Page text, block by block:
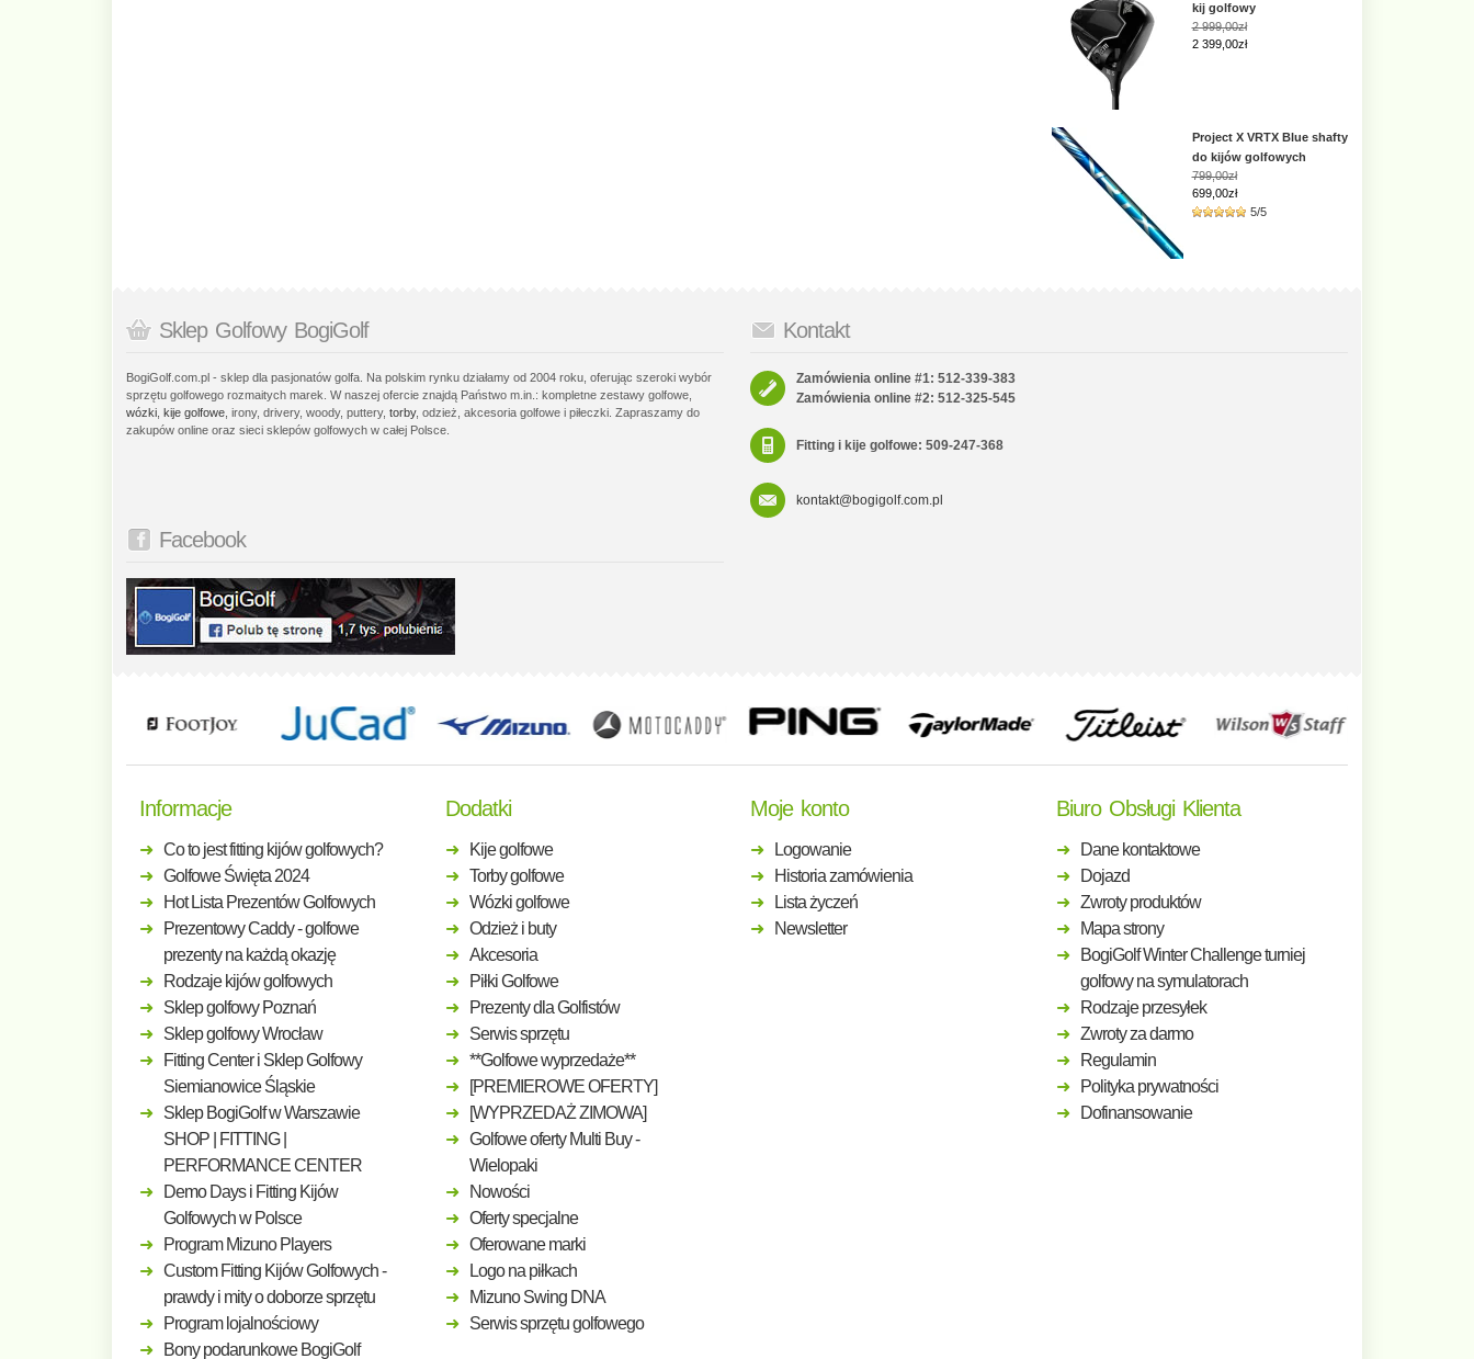
kij golfowy
2 999,00zł
2 399,00zł
Project X VRTX Blue shafty
do kijów golfowych
799,00zł
699,00zł
5/5
Sklep Golfowy BogiGolf
BogiGolf.com.pl - sklep dla pasjonatów golfa. Na polskim rynku działamy od 2004 roku, oferując szeroki wybór
sprzętu golfowego rozmaitych marek. W naszej ofercie znajdą Państwo m.in.: kompletne zestawy golfowe,
wózki kije golfowe , irony, drivery, woody, puttery, torby, odzież, akcesoria golfowe i piłeczki. Zapraszamy do
zakupów online oraz sieci sklepów golfowych w całej Polsce.
Kontakt
Zamówienia online #1: 512-339-383
Zamówienia online #2: 512-325-545
Fitting i kije golfowe: 509-247-368
kontakt@bogigolf.com.pl
Facebook
Informacje
Co to jest fitting kijów golfowych?
Golfowe Święta 2024
Hot Lista Prezentów Golfowych
Prezentowy Caddy - golfowe
prezenty na każdą okazję
Rodzaje kijów golfowych
Sklep golfowy Poznań
Sklep golfowy Wrocław
Fitting Center i Sklep Golfowy
Siemianowice Śląskie
Sklep BogiGolf w Warszawie
SHOP | FITTING |
PERFORMANCE CENTER
Demo Days i Fitting Kijów
Golfowych w Polsce
Program Mizuno Players
Custom Fitting Kijów Golfowych -
prawdy i mity o doborze sprzętu
Program lojalnościowy
Bony podarunkowe BogiGolf
Dodatki
Kije golfowe
Torby golfowe
Wózki golfowe
Odzież i buty
Akcesoria
Piłki Golfowe
Prezenty dla Golfistów
Serwis sprzętu
**Golfowe wyprzedaże**
[PREMIEROWE OFERTY]
[WYPRZEDAŻ ZIMOWA]
Golfowe oferty Multi Buy -
Wielopaki
Nowości
Oferty specjalne
Oferowane marki
Logo na piłkach
Mizuno Swing DNA
Serwis sprzętu golfowego
Moje konto
Logowanie
Historia zamówienia
Lista życzeń
Newsletter
Biuro Obsługi Klienta
Dane kontaktowe
Dojazd
Zwroty produktów
Mapa strony
BogiGolf Winter Challenge turniej
golfowy na symulatorach
Rodzaje przesyłek
Zwroty za darmo
Regulamin
Polityka prywatności
Dofinansowanie